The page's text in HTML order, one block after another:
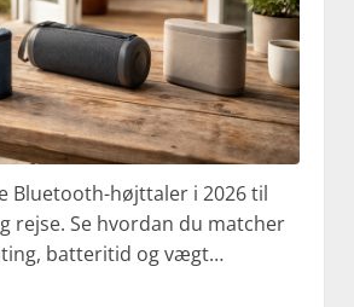
Bluetooth-højttaler i 2026 til
rejse. Se hvordan du matcher
batteritid og vægt…